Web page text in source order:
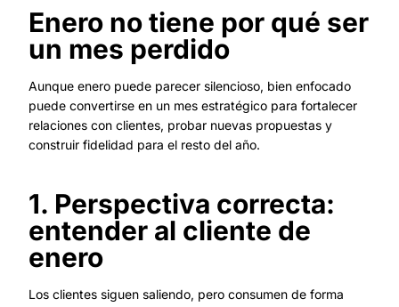
Enero no tiene por qué ser
un mes perdido
Aunque enero puede parecer silencioso, bien enfocado
puede convertirse en un mes estratégico para fortalecer
relaciones con clientes, probar nuevas propuestas y
construir fidelidad para el resto del año.
1. Perspectiva correcta:
entender al cliente de
enero
Los clientes siguen saliendo, pero consumen de forma